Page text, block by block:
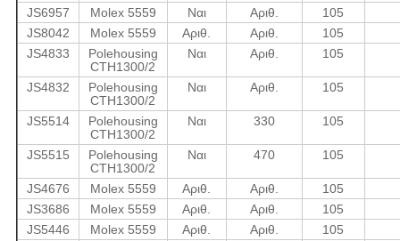
JS6957
Molex 5559 Ναι Αριθ.
105
JS8042
Molex 5559 Αριθ. Αριθ.
105
JS4833
Polehousing
CTH1300/2
Ναι Αριθ. 105
JS4832
Polehousing
CTH1300/2
Ναι Αριθ. 105
JS5514
Polehousing
CTH1300/2
Ναι 330 105
JS5515
Polehousing
CTH1300/2
Ναι 470 105
JS4676 Molex 5559 Αριθ. Αριθ.
105
JS3686
Molex 5559 Αριθ. Αριθ.
105
JS5446
Molex 5559 Αριθ. Αριθ.
105